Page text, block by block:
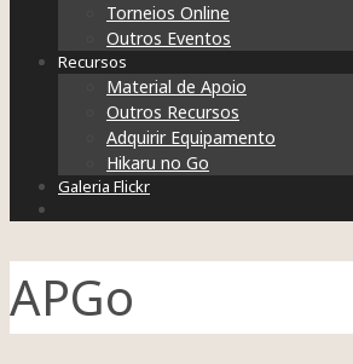
Torneios Online
Outros Eventos
Recursos
Material de Apoio
Outros Recursos
Adquirir Equipamento
Hikaru no Go
Galeria Flickr
APGo